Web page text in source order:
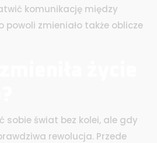
komunikację między
powoli zmieniało także oblicze
sobie świat bez kolei, ale gdy
rewolucja. Przede